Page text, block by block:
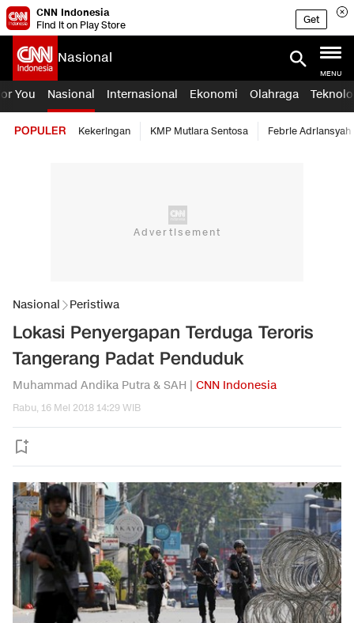
CNN Indonesia
Find it on Play Store
Get
Nasional
MENU
You Nasional Internasional Ekonomi Olahraga
POPULER Kekeringan KMP Mutiara Sentosa Febrie Adriansyah
Nasional Peristiwa
Lokasi Penyergapan Terduga Teroris
Tangerang Padat Penduduk
Muhammad Andika Putra & SAH | CNN Indonesia
Rabu, 16 Mei 2018 14:29 WIB